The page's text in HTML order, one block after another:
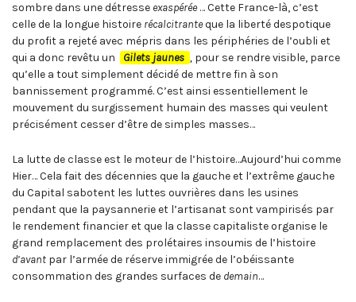
sombre dans une détresse exaspérée… Cette France-là, c’est
celle de la longue histoire récalcitranteque la liberté despotique
du profit a rejeté avec mépris dans les périphéries de l’oubli et
qui a donc revêtu un
Gilets jaunes , pour se rendre visible, parce
qu’elle a tout simplement décidé de mettre fin à son
bannissement programmé. C’est ainsi essentiellement le
mouvement du surgissement humain des masses qui veulent
précisément cesser d’être de simples masses…
La lutte de classe est le moteur de l’histoire…Aujourd’hui comme
Hier… Cela fait des décennies que la gauche et l’extrême gauche
du Capital sabotent les luttes ouvrières dans les usines
pendant que la paysannerie et l’artisanat sont vampirisés par
le rendement financier et que la classe capitaliste organise le
grand remplacement des prolétaires insoumis de l’histoire
d’avant par l’armée de réserve immigrée de l’obéissante
consommation des grandes surfaces de demain…